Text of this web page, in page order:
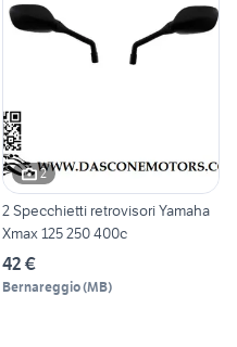
2
2 Specchietti retrovisori Yamaha
Xmax 125 250 400c
42 €
Bernareggio(MB)